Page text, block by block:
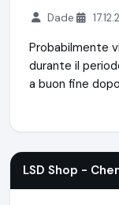
Dade
Probabilmente
durante il
a buon fine
LSD Shop -